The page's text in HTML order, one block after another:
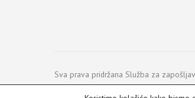
Sva prava pridržana Služba za